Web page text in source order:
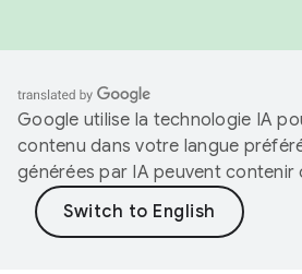
Google utilise la technologie IA
contenu dans votre langue
générées par IA peuvent contenir